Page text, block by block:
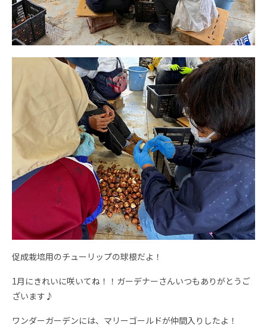
促成栽培用のチューリップの球根だよ！
1月にきれいに咲いてね！！ガーデナーさんいつもありがとうご
ざいます♪
ワンダーガーデンには、マリーゴールドが仲間入りしたよ！